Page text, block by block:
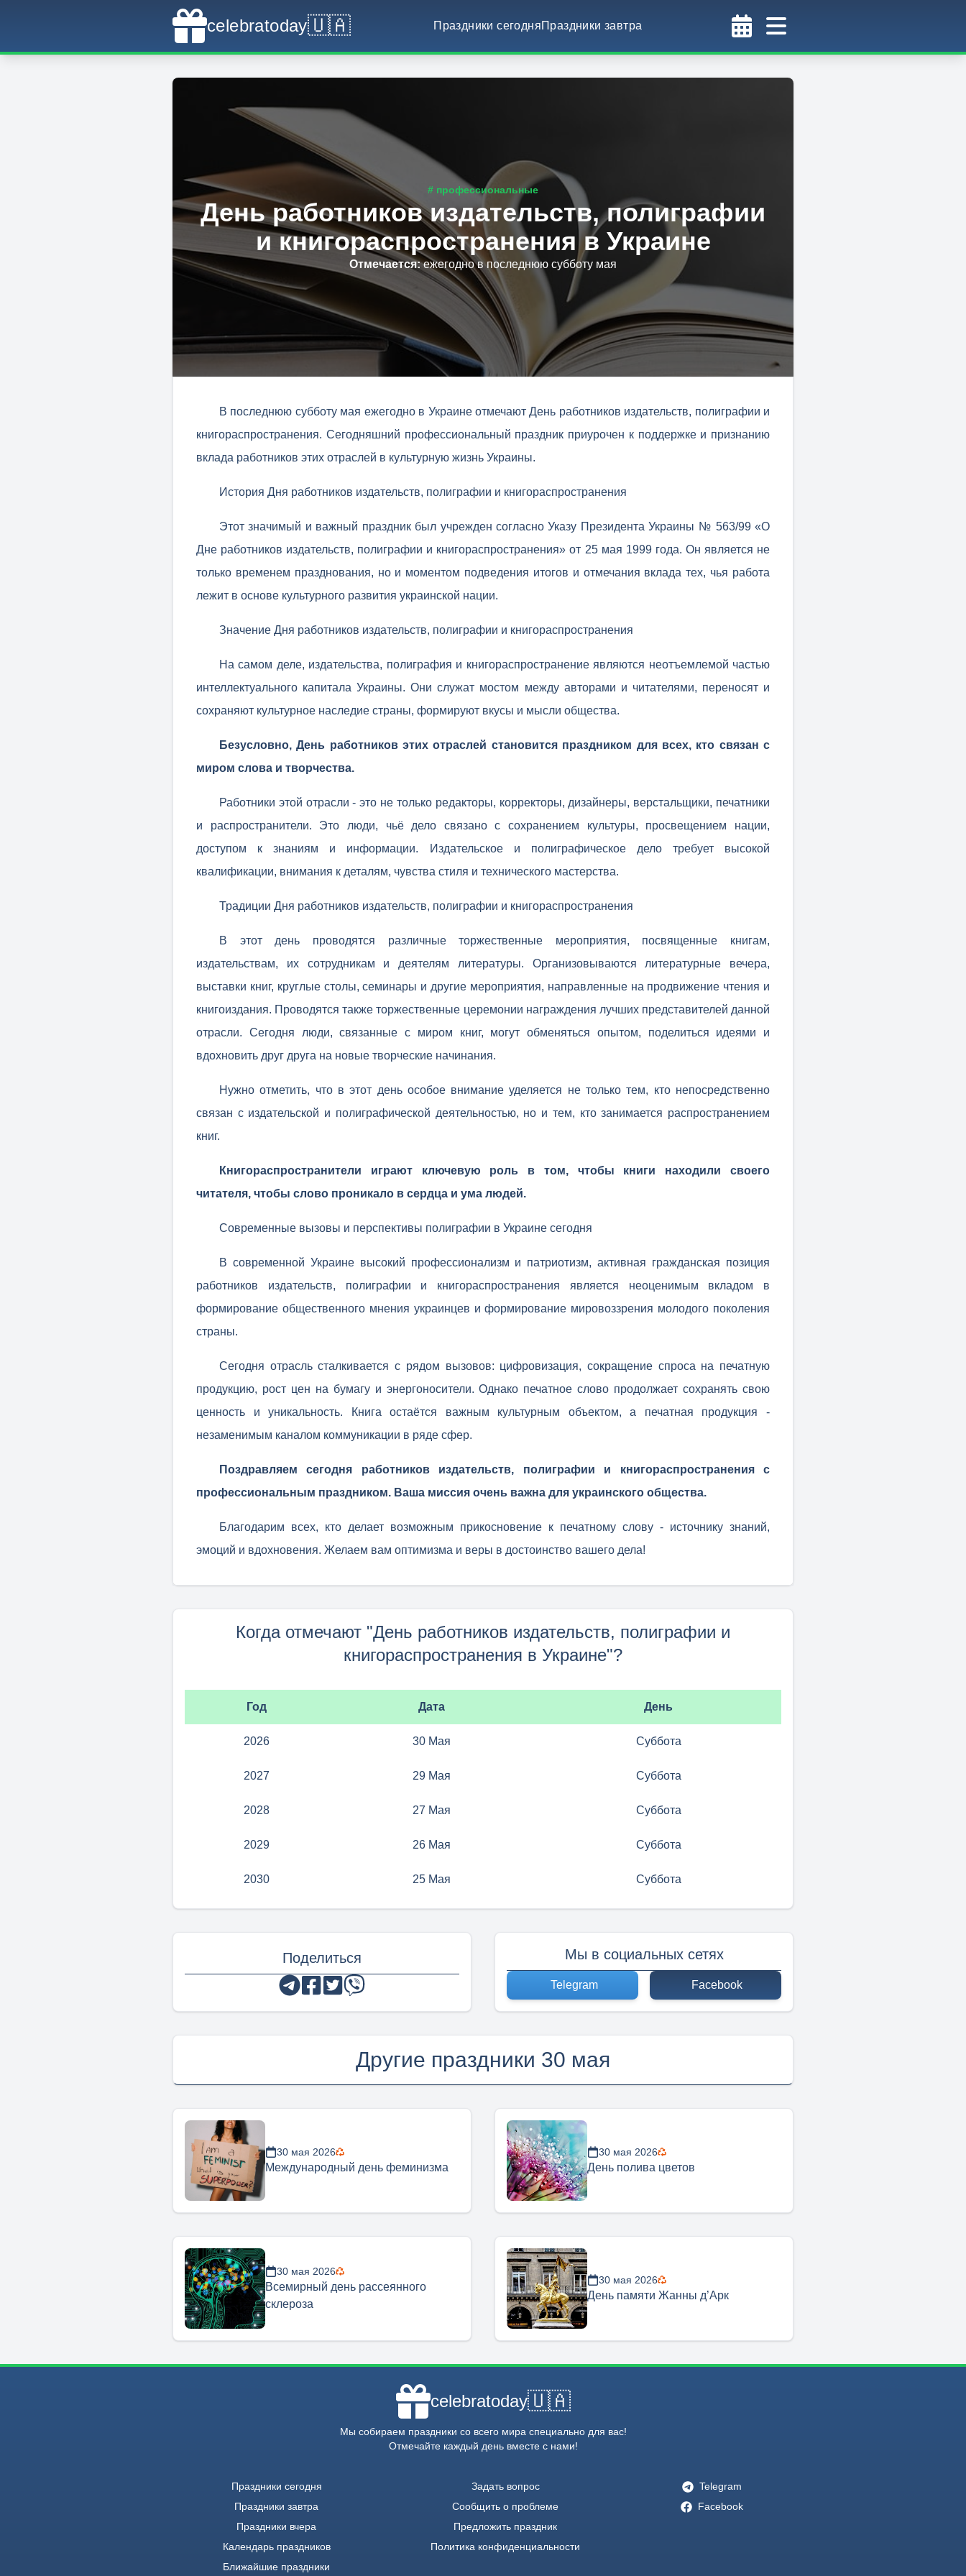
celebratoday🇺🇦 Праздники сегодняПраздники завтра
# профессиональные
День работников издательств, полиграфии
и книгораспространения в Украине
Отмечается:ежегодно в последнюю субботу мая
В последнюю субботу мая ежегодно в Украине отмечают День работников издательств, полиграфии и
книгораспространения. Сегодняшний профессиональный праздник приурочен к поддержке и признанию
вклада работников этих отраслей в культурную жизнь Украины.
История Дня работников издательств, полиграфии и книгораспространения
Этот значимый и важный праздник был учрежден согласно Указу Президента Украины № 563/99 «О
Дне работников издательств, полиграфии и книгораспространения» от 25 мая 1999 года. Он является не
только временем празднования, но и моментом подведения итогов и отмечания вклада тех, чья работа
лежит в основе культурного развития украинской нации.
Значение Дня работников издательств, полиграфии и книгораспространения
На самом деле, издательства, полиграфия и книгораспространение являются неотъемлемой частью
интеллектуального капитала Украины. Они служат мостом между авторами и читателями, переносят и
сохраняют культурное наследие страны, формируют вкусы и мысли общества.
Безусловно, День работников этих отраслей становится праздником для всех, кто связан с
миром слова и творчества.
Работники этой отрасли - это не только редакторы, корректоры, дизайнеры, верстальщики, печатники
и распространители. Это люди, чьё дело связано с сохранением культуры, просвещением нации,
доступом к знаниям и информации. Издательское и полиграфическое дело требует высокой
квалификации, внимания к деталям, чувства стиля и технического мастерства.
Традиции Дня работников издательств, полиграфии и книгораспространения
В этот день проводятся различные торжественные мероприятия, посвященные книгам,
издательствам, их сотрудникам и деятелям литературы. Организовываются литературные вечера,
выставки книг, круглые столы, семинары и другие мероприятия, направленные на продвижение чтения и
книгоиздания. Проводятся также торжественные церемонии награждения лучших представителей данной
отрасли. Сегодня люди, связанные с миром книг, могут обменяться опытом, поделиться идеями и
вдохновить друг друга на новые творческие начинания.
Нужно отметить, что в этот день особое внимание уделяется не только тем, кто непосредственно
связан с издательской и полиграфической деятельностью, но и тем, кто занимается распространением
книг.
Книгораспространители играют ключевую роль в том, чтобы книги находили своего
читателя, чтобы слово проникало в сердца и ума людей.
Современные вызовы и перспективы полиграфии в Украине сегодня
В современной Украине высокий профессионализм и патриотизм, активная гражданская позиция
работников издательств, полиграфии и книгораспространения является неоценимым вкладом в
формирование общественного мнения украинцев и формирование мировоззрения молодого поколения
страны.
Сегодня отрасль сталкивается с рядом вызовов: цифровизация, сокращение спроса на печатную
продукцию, рост цен на бумагу и энергоносители. Однако печатное слово продолжает сохранять свою
ценность и уникальность. Книга остаётся важным культурным объектом, а печатная продукция -
незаменимым каналом коммуникации в ряде сфер.
Поздравляем сегодня работников издательств, полиграфии и книгораспространения с
профессиональным праздником. Ваша миссия очень важна для украинского общества.
Благодарим всех, кто делает возможным прикосновение к печатному слову - источнику знаний,
эмоций и вдохновения. Желаем вам оптимизма и веры в достоинство вашего дела!
Когда отмечают "День работников издательств, полиграфии и
книгораспространения в Украине"?
Год Дата День
2026 30 Мая Суббота
2027 29 Мая Суббота
2028 27 Мая Суббота
2029 26 Мая Суббота
2030 25 Мая Суббота
Поделиться Мы в социальных сетях
Telegram Facebook
Другие праздники 30 мая
30 мая 2026
Международный день феминизма
30 мая 2026
День полива цветов
30 мая 2026
Всемирный день рассеянного
склероза
30 мая 2026
День памяти Жанны д’Арк
celebratoday🇺🇦
Мы собираем праздники со всего мира специально для вас!
Отмечайте каждый день вместе с нами!
Праздники сегодня
Праздники завтра
Праздники вчера
Календарь праздников
Ближайшие праздники
Задать вопрос
Сообщить о проблеме
Предложить праздник
Политика конфиденциальности
Telegram
Facebook